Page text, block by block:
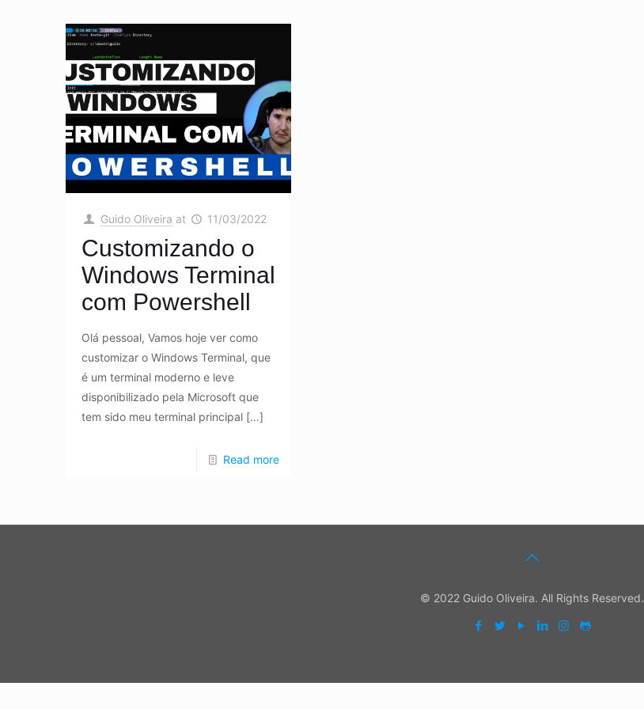
Guido Oliveira at 11/03/2022
Customizando o
Windows Terminal
com Powershell
Olá pessoal, Vamos hoje ver como
customizar o Windows Terminal, que
é um terminal moderno e leve
disponibilizado pela Microsoft que
tem sido meu terminal principal […]
Read more
© 2022 Guido Oliveira. All Rights Reserved.